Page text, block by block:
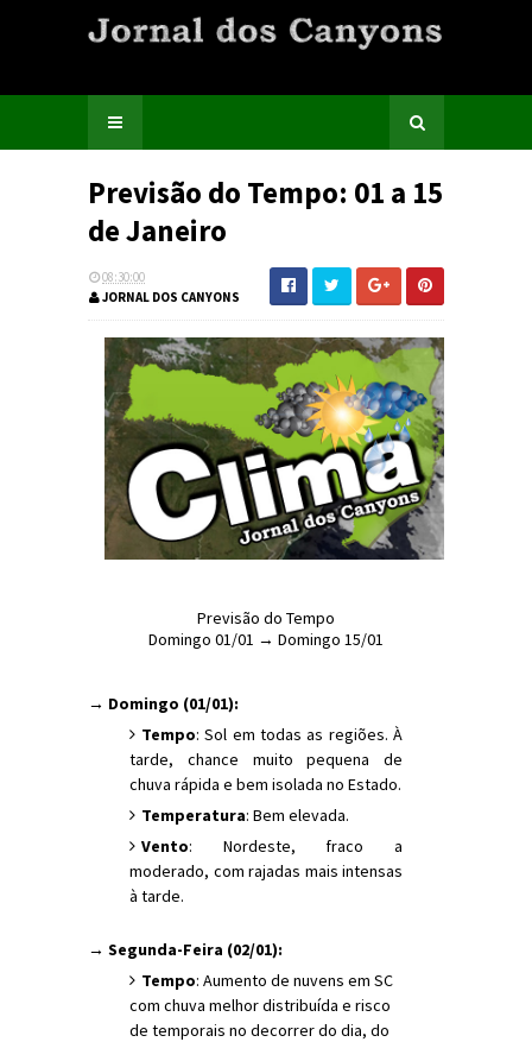
Previsão do Tempo: 01 a 15
de Janeiro
08:30:00
JORNAL DOS CANYONS
Previsão do Tempo
Domingo 01/01 → Domingo 15/01
→ Domingo (01/01):
Tempo: Sol em todas as regiões. À
tarde, chance muito pequena de
chuva rápida e bem isolada no Estado.
Temperatura: Bem elevada.
Vento: Nordeste, fraco a
moderado, com rajadas mais intensas
à tarde.
→ Segunda-Feira (02/01):
Tempo: Aumento de nuvens em SC
com chuva melhor distribuída e risco
de temporais no decorrer do dia, do